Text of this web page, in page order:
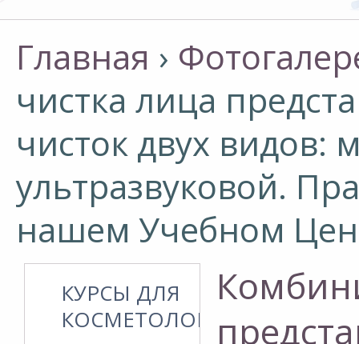
Главная ›
чистка лица
чисток двух видов:
ультразвуковой.
нашем Учебном
КУРСЫ ДЛЯ
КОСМЕТОЛОГОВ